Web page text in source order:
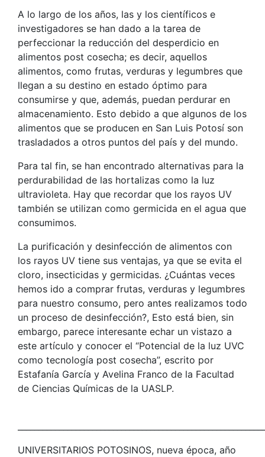
A lo largo de los años, las y los científicos e
investigadores se han dado a la tarea de
perfeccionar la reducción del desperdicio en
alimentos post cosecha; es decir, aquellos
alimentos, como frutas, verduras y legumbres que
llegan a su destino en estado óptimo para
consumirse y que, además, puedan perdurar en
almacenamiento. Esto debido a que algunos de los
alimentos que se producen en San Luis Potosí son
trasladados a otros puntos del país y del mundo.
Para tal fin, se han encontrado alternativas para la
perdurabilidad de las hortalizas como la luz
ultravioleta. Hay que recordar que los rayos UV
también se utilizan como germicida en el agua que
consumimos.
La purificación y desinfección de alimentos con
los rayos UV tiene sus ventajas, ya que se evita el
cloro, insecticidas y germicidas. ¿Cuántas veces
hemos ido a comprar frutas, verduras y legumbres
para nuestro consumo, pero antes realizamos todo
un proceso de desinfección?, Esto está bien, sin
embargo, parece interesante echar un vistazo a
este artículo y conocer el “Potencial de la luz UVC
como tecnología post cosecha”, escrito por
Estafanía García y Avelina Franco de la Facultad
de Ciencias Químicas de la UASLP.
UNIVERSITARIOS POTOSINOS, nueva época, año